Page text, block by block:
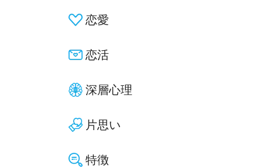
恋愛
恋活
深層心理
片思い
特徴